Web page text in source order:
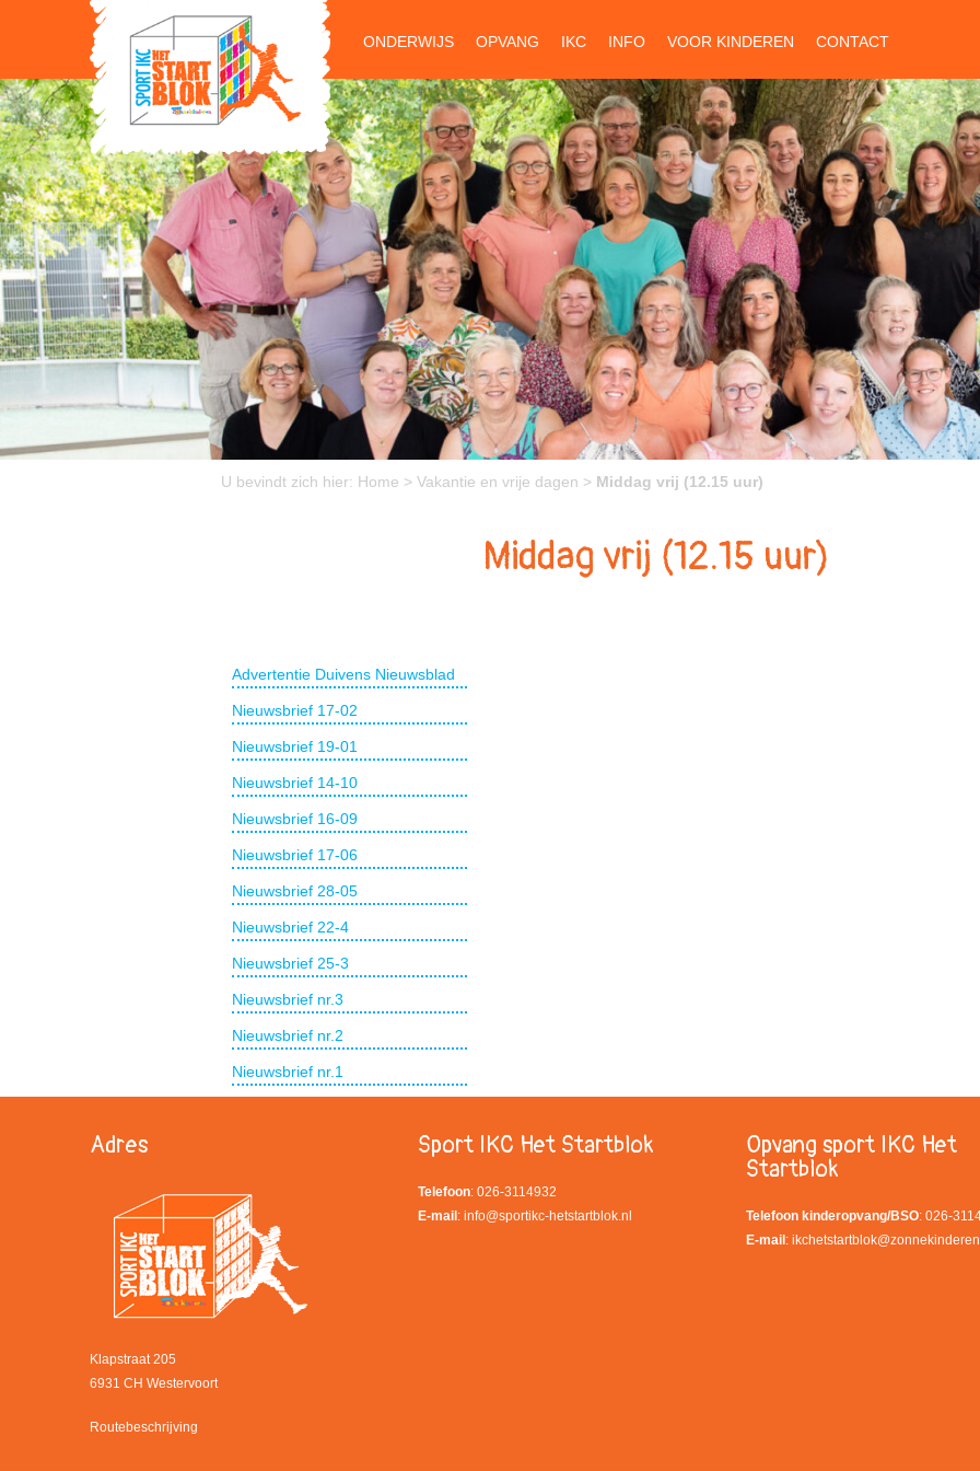
ONDERWIJS OPVANG IKC INFO VOOR KINDEREN CONTACT
U bevindt zich hier: Home > Vakantie en vrije dagen > Middag vrij (12.15 uur)
Middag vrij (12.15 uur)
Advertentie Duivens Nieuwsblad
Nieuwsbrief 17-02
Nieuwsbrief 19-01
Nieuwsbrief 14-10
Nieuwsbrief 16-09
Nieuwsbrief 17-06
Nieuwsbrief 28-05
Nieuwsbrief 22-4
Nieuwsbrief 25-3
Nieuwsbrief nr.3
Nieuwsbrief nr.2
Nieuwsbrief nr.1
Adres
Klapstraat 205
6931 CH Westervoort
Routebeschrijving
Sport IKC Het Startblok
Telefoon: 026-3114932
E-mail : info@sportikc-hetstartblok.nl
Opvang sport IKC Het
Startblok
Telefoon kinderopvang/BSO: 026-
E-mail :